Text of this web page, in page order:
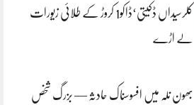
کلرسیداں ڈکیتی‘ڈاکو1 کروڑ کے طلائی زیورات
لے اڑے
بھون نلہ میں افسوسناک حادثہ — بزرگ شخص